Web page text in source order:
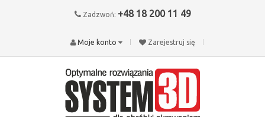
Zadzwoń: +48 18 200 11 49
Zarejestruj się
Moje konto